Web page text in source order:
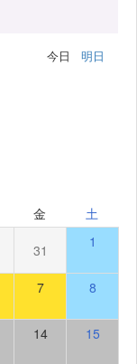
今日 明日
金 土
31 1
7 8
14 15